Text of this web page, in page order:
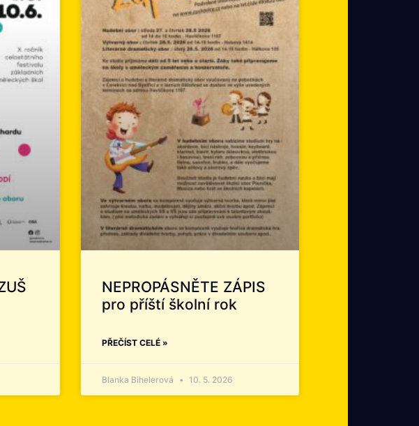
NEPROPÁSNĚTE ZÁPIS
pro příští školní rok
PŘEČÍST CELÉ »
Blanka Bihelerová 10. 5. 2026